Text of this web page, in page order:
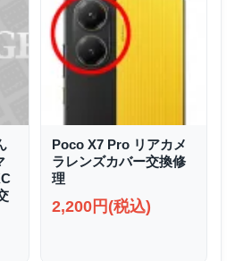
Poco X7 Pro リアカメ
ラレンズカバー交換修
理
2,200円(税込)